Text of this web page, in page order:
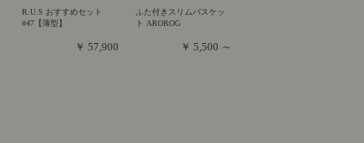
R.U.S おすすめセット
#47【薄型】
￥ 57,900
ふた付きスリムバスケッ
ト AROROG
￥ 5,500 ～